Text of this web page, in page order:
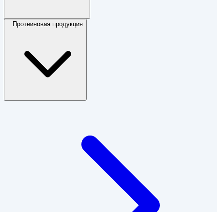
Протеиновая продукция